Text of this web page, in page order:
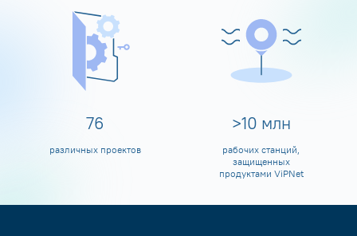
80
различных проектов
>10 млн
рабочих станций,
защищенных
продуктами ViPNet